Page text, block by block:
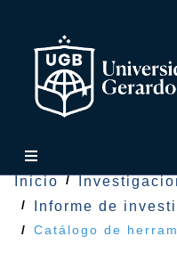
Inicio
Informe de
Catálogo de